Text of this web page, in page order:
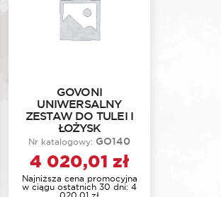
GOVONI
UNIWERSALNY
ZESTAW DO TULEI I
ŁOŻYSK
Nr katalogowy: GO140
4 020,01 zł
Najniższa cena promocyjna
w ciągu ostatnich 30 dni: 4